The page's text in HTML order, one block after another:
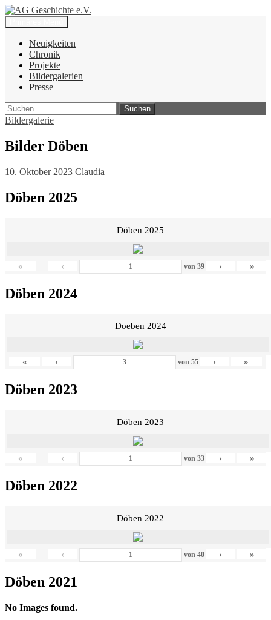
Zum
Inhalt
springen
AG Geschichte e.V.
Suchen
Neuigkeiten
Chronik
Projekte
Bildergalerien
Presse
Suchen
nach:
Bildergalerie
Bilder Döben
10. Oktober 2023 Claudia
Döben 2025
Döben 2025
« ‹ von 39 › »
Döben 2024
Doeben 2024
« ‹ von 55 › »
Döben 2023
Döben 2023
« ‹ von 33 › »
Döben 2022
Döben 2022
« ‹ von 40 › »
Döben 2021
No Images found.